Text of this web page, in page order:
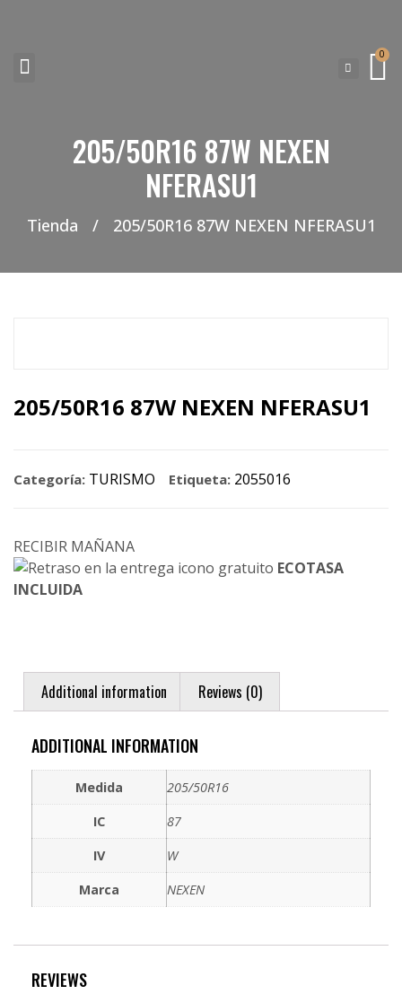
0
205/50R16 87W NEXEN
NFERASU1
Tienda / 205/50R16 87W NEXEN NFERASU1
205/50R16 87W NEXEN NFERASU1
Categoría: TURISMO Etiqueta: 2055016
RECIBIR MAÑANA
ECOTASA
INCLUIDA
Additional information Reviews (0)
ADDITIONAL INFORMATION
Medida
205/50R16
IC
87
IV
W
Marca
NEXEN
REVIEWS